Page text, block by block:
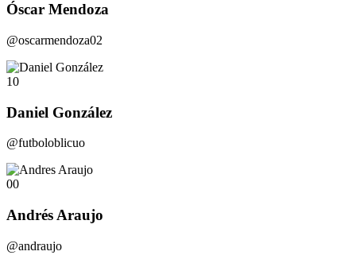
Óscar Mendoza
@oscarmendoza02
10
Daniel González
@futboloblicuo
00
Andrés Araujo
@andraujo